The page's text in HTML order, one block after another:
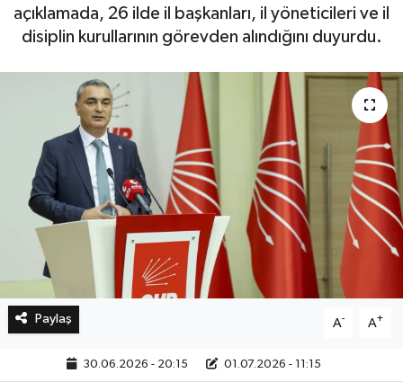
açıklamada, 26 ilde il başkanları, il yöneticileri ve il
disiplin kurullarının görevden alındığını duyurdu.
Paylaş A- A+
30.06.2026 - 20:15 01.07.2026 - 11:15
Genel
Bilim, Teknoloji